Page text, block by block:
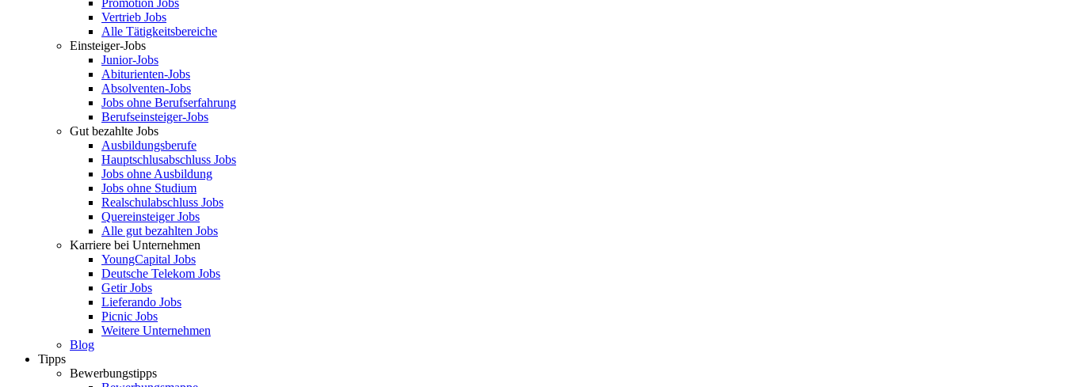
Promotion Jobs
Vertrieb Jobs
Alle Tätigkeitsbereiche
Einsteiger-Jobs
Junior-Jobs
Abiturienten-Jobs
Absolventen-Jobs
Jobs ohne Berufserfahrung
Berufseinsteiger-Jobs
Gut bezahlte Jobs
Ausbildungsberufe
Hauptschlusabschluss Jobs
Jobs ohne Ausbildung
Jobs ohne Studium
Realschulabschluss Jobs
Quereinsteiger Jobs
Alle gut bezahlten Jobs
Karriere bei Unternehmen
YoungCapital Jobs
Deutsche Telekom Jobs
Getir Jobs
Lieferando Jobs
Picnic Jobs
Weitere Unternehmen
Blog
Tipps
Bewerbungstipps